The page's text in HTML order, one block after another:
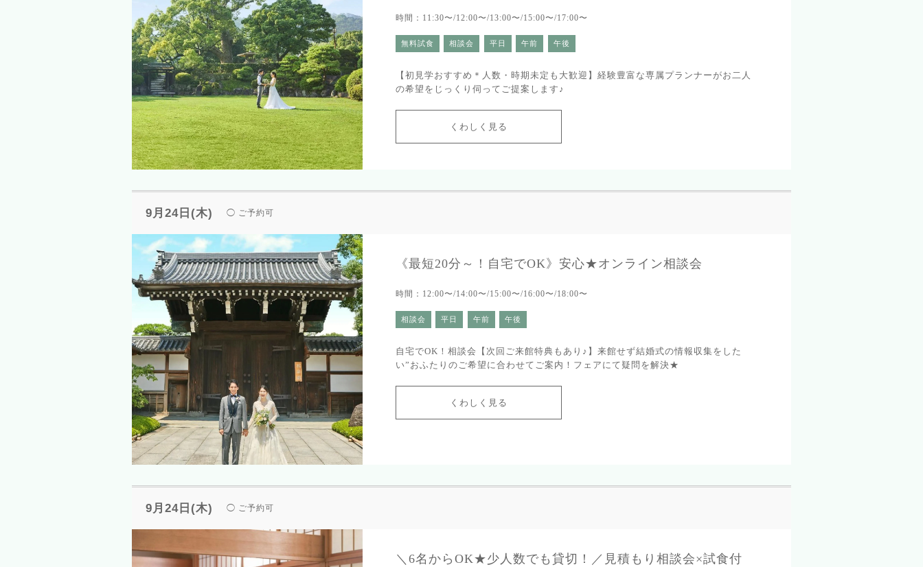
時間：11:30〜/12:00〜/13:00〜/15:00〜/17:00〜
無料試食 相談会 平日 午前 午後
【初見学おすすめ＊人数・時期未定も大歓迎】経験豊富な専属プランナーがお二人
の希望をじっくり伺ってご提案します♪
くわしく見る
9月24日(木) ◯ ご予約可
《最短20分～！自宅でOK》安心★オンライン相談会
時間：12:00〜/14:00〜/15:00〜/16:00〜/18:00〜
相談会 平日 午前 午後
自宅でOK！相談会【次回ご来館特典もあり♪】来館せず結婚式の情報収集をした
い”おふたりのご希望に合わせてご案内！フェアにて疑問を解決★
くわしく見る
9月24日(木) ◯ ご予約可
＼6名からOK★少人数でも貸切！／見積もり相談会×試食付